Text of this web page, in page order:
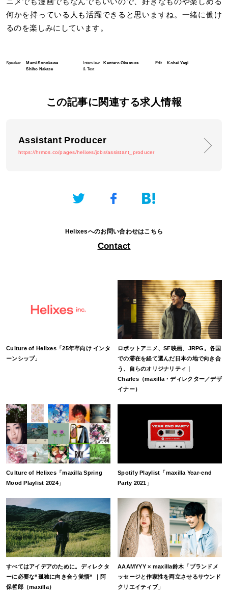
何かを持っている人も活躍できると思いますね。一緒に働け
るのを楽しみにしています。
Speaker
Mami Sonokawa
Shiho Nakase
Interview
& Text
Kentaro Okumura Edit Kohei Yagi
この記事に関連する求人情報
Assistant Producer
https://hrmos.co/pages/helixes/jobs/assistant_producer
Helixesへのお問い合わせはこちら
Contact
Culture of Helixes「25年卒向け インタ
ーンシップ」
ロボットアニメ、SF映画、JRPG。各国
での滞在を経て選んだ日本の地で向き合
う、自らのオリジナリティ｜
Charles（maxilla・ディレクター／デザ
イナー）
Culture of Helixes「maxilla Spring
Mood Playlist 2024」
Spotify Playlist「maxilla Year-end
Party 2021」
すべてはアイデアのために。ディレクタ
ーに必要な”孤独に向き合う覚悟” ｜阿
保哲郎（maxilla）
AAAMYYY × maxilla鈴木「ブランドメ
ッセージと作家性を両立させるサウンド
クリエイティブ」